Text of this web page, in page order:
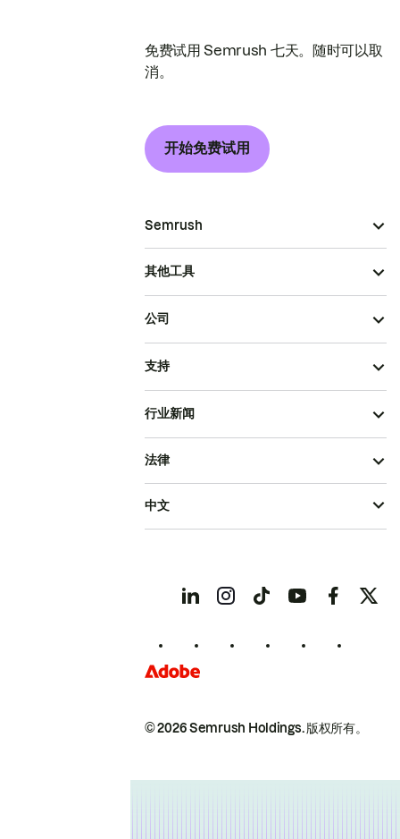
免费试用 Semrush 七天。随时可以取
消。
开始免费试用
Semrush
其他工具
公司
支持
行业新闻
© 2026 Semrush Holdings.版权所有。
法律
中文